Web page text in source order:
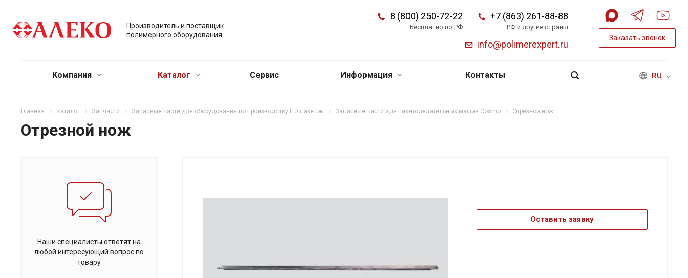
Производитель и поставщик
полимерного оборудования
8 (800) 250-72-22
Бесплатно по РФ
+7 (863) 261-88-88
РФ и другие страны
info@polimerexpert.ru
Заказать звонок
RU
Компания Каталог Сервис Информация Контакты
Главная Каталог Запчасти Запасные части для оборудования по производству ПЭ пакетов Запасные части для пакетоделательных машин Cosmo Отрезной нож
Отрезной нож
Оставить заявку
Наши специалисты ответят на
любой интересующий вопрос по
товару